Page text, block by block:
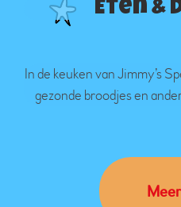
Eten &
In de keuken van Jimmy’s
gezonde broodjes en